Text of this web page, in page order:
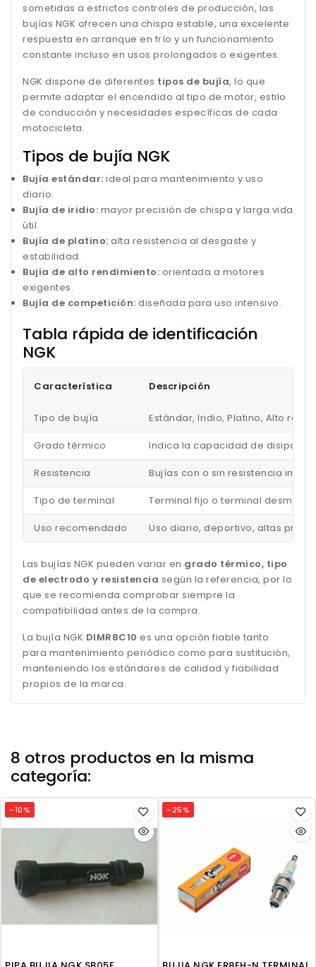
sometidas a estrictos controles de producción, las
bujías NGK ofrecen una chispa estable, una excelente
respuesta en arranque en frío y un funcionamiento
constante incluso en usos prolongados o exigentes.
NGK dispone de diferentes tipos de bujía, lo que
permite adaptar el encendido al tipo de motor, estilo
de conducción y necesidades específicas de cada
motocicleta.
Tipos de bujía NGK
Bujía estándar: ideal para mantenimiento y uso
diario.
Bujía de iridio: mayor precisión de chispa y larga vida
útil.
Bujía de platino: alta resistencia al desgaste y
estabilidad.
Bujía de alto rendimiento: orientada a motores
exigentes.
Bujía de competición: diseñada para uso intensivo.
Tabla rápida de identificación
NGK
Característica Descripción
Tipo de bujía Estándar, Iridio, Platino, Alto
Grado térmico Indica la capacidad de disipar
Resistencia Bujías con o sin resistencia
Tipo de terminal Terminal fijo o terminal
Uso recomendado Uso diario, deportivo, altas
Las bujías NGK pueden variar en grado térmico, tipo
de electrodo y resistencia según la referencia, por lo
que se recomienda comprobar siempre la
compatibilidad antes de la compra.
La bujía NGK DIMR8C10 es una opción fiable tanto
para mantenimiento periódico como para sustitución,
manteniendo los estándares de calidad y fiabilidad
propios de la marca.
8 otros productos en la misma
categoría:
-10% -25%